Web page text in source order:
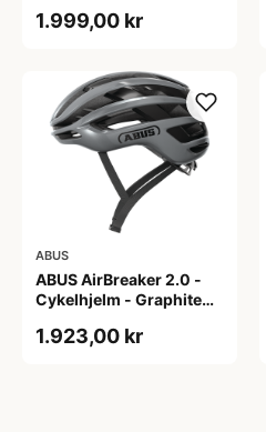
1.999,00 kr
ABUS
ABUS AirBreaker 2.0 -
Cykelhjelm - Graphite
1.923,00 kr